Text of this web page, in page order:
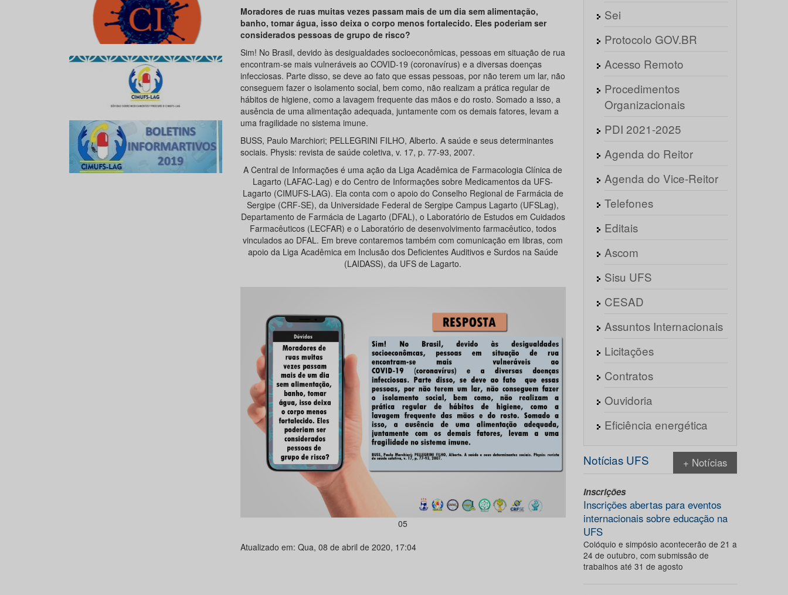
Moradores de ruas muitas vezes passam mais de um dia sem alimentação,
banho, tomar água, isso deixa o corpo menos fortalecido. Eles poderiam ser
considerados pessoas de grupo de risco?
Sim! No Brasil, devido às desigualdades socioeconômicas, pessoas em situação de rua
encontram-se mais vulneráveis ao COVID-19 (coronavírus) e a diversas doenças
infecciosas. Parte disso, se deve ao fato que essas pessoas, por não terem um lar, não
conseguem fazer o isolamento social, bem como, não realizam a prática regular de
hábitos de higiene, como a lavagem frequente das mãos e do rosto. Somado a isso, a
ausência de uma alimentação adequada, juntamente com os demais fatores, levam a
uma fragilidade no sistema imune.
BUSS, Paulo Marchiori; PELLEGRINI FILHO, Alberto. A saúde e seus determinantes
sociais. Physis: revista de saúde coletiva, v. 17, p. 77-93, 2007.
A Central de Informações é uma ação da Liga Acadêmica de Farmacologia Clínica de
Lagarto (LAFAC-Lag) e do Centro de Informações sobre Medicamentos da UFS-
Lagarto (CIMUFS-LAG). Ela conta com o apoio do Conselho Regional de Farmácia de
Sergipe (CRF-SE), da Universidade Federal de Sergipe Campus Lagarto (UFSLag),
Departamento de Farmácia de Lagarto (DFAL), o Laboratório de Estudos em Cuidados
Farmacêuticos (LECFAR) e o Laboratório de desenvolvimento farmacêutico, todos
vinculados ao DFAL. Em breve contaremos também com comunicação em libras, com
apoio da Liga Acadêmica em Inclusão dos Deficientes Auditivos e Surdos na Saúde
(LAIDASS), da UFS de Lagarto.
05
Atualizado em: Qua, 08 de abril de 2020, 17:04
Sei
Protocolo GOV.BR
Acesso Remoto
Procedimentos
Organizacionais
PDI 2021-2025
Agenda do Reitor
Agenda do Vice-Reitor
Telefones
Editais
Ascom
Sisu UFS
CESAD
Assuntos Internacionais
Licitações
Contratos
Ouvidoria
Eficiência energética
Notícias UFS + Notícias
Inscrições
Inscrições abertas para eventos
internacionais sobre educação na
UFS
Colóquio e simpósio acontecerão de 21 a
24 de outubro, com submissão de
trabalhos até 31 de agosto